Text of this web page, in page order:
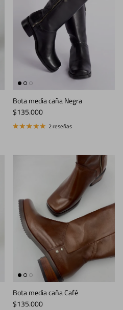
Bota media caña Negra
Precio normal
$135.000
2 reseñas
Bota media caña Café
Precio normal
$135.000